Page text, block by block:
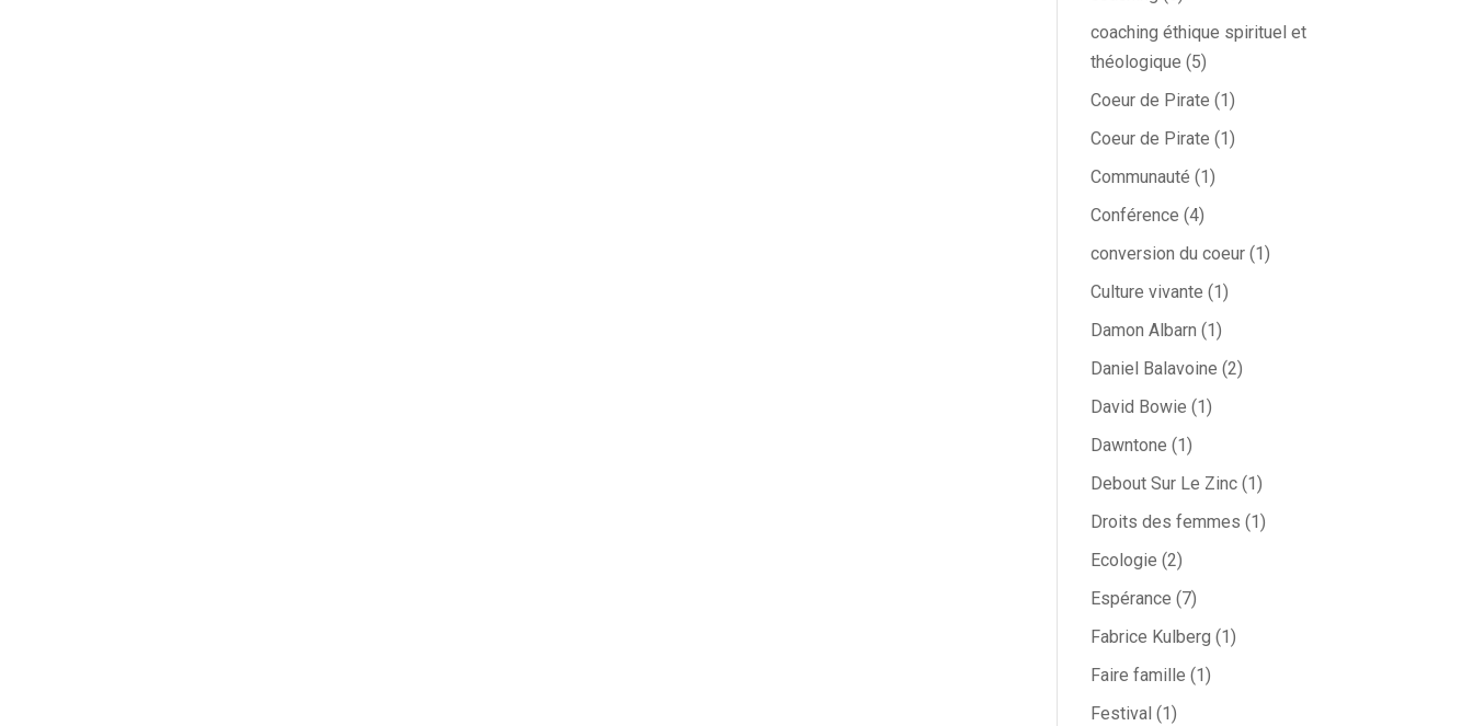
coaching éthique spirituel et
théologique (5)
Coeur de Pirate (1)
Coeur de Pirate (1)
Communauté (1)
Conférence (4)
conversion du coeur(1)
Culture vivante (1)
Damon Albarn (1)
Daniel Balavoine (2)
David Bowie (1)
Dawntone (1)
Debout Sur Le Zinc(1)
Droits des femmes (1)
Ecologie (2)
Espérance (7)
Fabrice Kulberg (1)
Faire famille (1)
Festival (1)